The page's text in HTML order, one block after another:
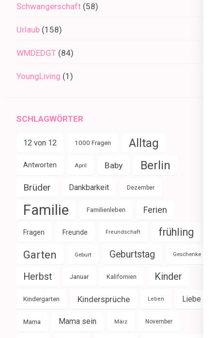
Schwangerschaft (58)
Urlaub (158)
WMDEDGT (84)
YoungLiving (1)
SCHLAGWÖRTER
12 von 12 1000 Fragen Alltag
Antworten April Baby Berlin
Brüder Dankbarkeit Dezember
Familie Familienleben Ferien
Fragen Freunde Freundschaft frühling
Garten Geburt Geburtstag Geschenke
Herbst Januar Kalifornien Kinder
Kindergarten Kindersprüche Leben Liebe
Mama Mama sein März November